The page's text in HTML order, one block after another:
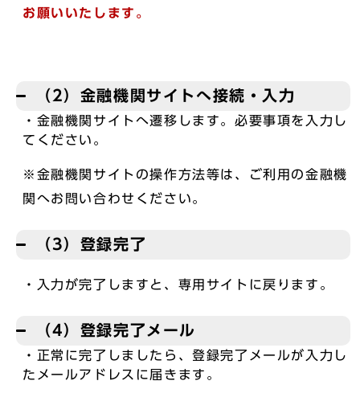
お願いいたします。
（2）金融機関サイトへ接続・入力
・金融機関サイトへ遷移します。必要事項を入力し
てください。
※金融機関サイトの操作方法等は、ご利用の金融機
関へお問い合わせください。
（3）登録完了
・入力が完了しますと、専用サイトに戻ります。
（4）登録完了メール
・正常に完了しましたら、登録完了メールが入力し
たメールアドレスに届きます。